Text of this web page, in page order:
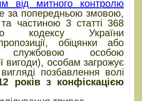
від митного контролю
за попередньою змовою,
частиною 3 статті 368
кодексу України
обіцянки або
службовою особою
вигоди), особам загрожує
позбавлення волі
років з конфіскацією